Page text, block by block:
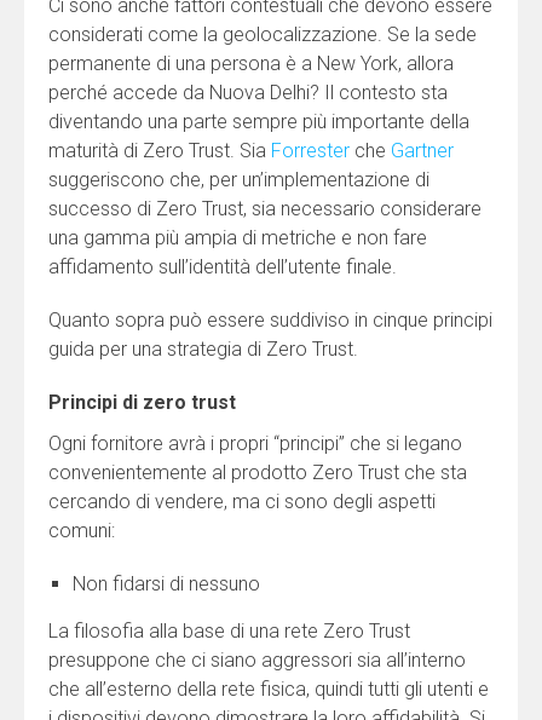
Ci sono anche fattori contestuali che devono essere
considerati come la geolocalizzazione. Se la sede
permanente di una persona è a New York, allora
perché accede da Nuova Delhi? Il contesto sta
diventando una parte sempre più importante della
maturità di Zero Trust. Sia Forrester che Gartner
suggeriscono che, per un’implementazione di
successo di Zero Trust, sia necessario considerare
una gamma più ampia di metriche e non fare
affidamento sull’identità dell’utente finale.
Quanto sopra può essere suddiviso in cinque principi
guida per una strategia di Zero Trust.
Principi di zero trust
Ogni fornitore avrà i propri “principi” che si legano
convenientemente al prodotto Zero Trust che sta
cercando di vendere, ma ci sono degli aspetti
comuni:
Non fidarsi di nessuno
La filosofia alla base di una rete Zero Trust
presuppone che ci siano aggressori sia all’interno
che all’esterno della rete fisica, quindi tutti gli utenti e